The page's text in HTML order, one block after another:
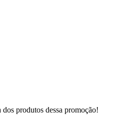
produtos dessa promoção!